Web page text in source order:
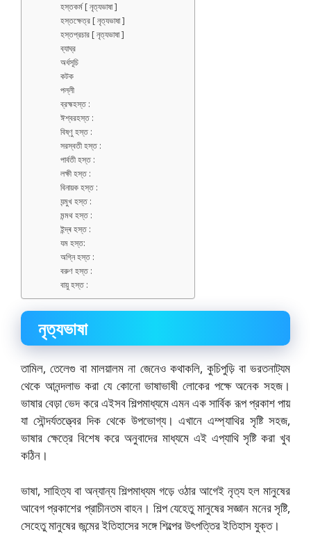
হস্তকর্ম [ নৃত্যভাষা ]
হস্তক্ষেত্র [ নৃত্যভাষা ]
হস্তপ্রচার [ নৃত্যভাষা ]
ব্যাঘ্র
অর্ধসূচি
কটক
পল্লী
ব্রহ্মহস্ত :
ঈশ্বরহস্ত :
বিষ্ণু হস্ত :
সরস্বতী হস্ত :
পার্বতী হস্ত :
লক্ষী হস্ত :
বিনায়ক হস্ত :
যন্মুখ হস্ত :
মন্মথ হস্ত :
ইন্দ্ৰ হস্ত :
যম হস্ত:
অগ্নি হস্ত :
বরুণ হস্ত :
বায়ু হস্ত :
নৃত্যভাষা
তামিল, তেলেগু বা মালয়ালম না জেনেও কথাকলি, কুচিপুড়ি বা ভরতনাট্যম
থেকে আনন্দলাভ করা যে কোনো ভাষাভাষী লোকের পক্ষে অনেক সহজ।
ভাষার বেড়া ভেদ করে এইসব শিল্পমাধ্যমে এমন এক সার্বিক রূপ প্রকাশ পায়
যা সৌন্দর্যতত্ত্বের দিক থেকে উপভোগ্য। এখানে এম্প্যাথির সৃষ্টি সহজ,
ভাষার ক্ষেত্রে বিশেষ করে অনুবাদের মাধ্যমে এই এপ্যাথি সৃষ্টি করা খুব
কঠিন।
ভাষা, সাহিত্য বা অন্যান্য শিল্পমাধ্যম গড়ে ওঠার আগেই নৃত্য হল মানুষের
আবেগ প্রকাশের প্রাচীনতম বাহন। শিল্প যেহেতু মানুষের সজ্ঞান মনের সৃষ্টি,
সেহেতু মানুষের জন্মের ইতিহাসের সঙ্গে শিল্পের উৎপত্তির ইতিহাস যুক্ত।